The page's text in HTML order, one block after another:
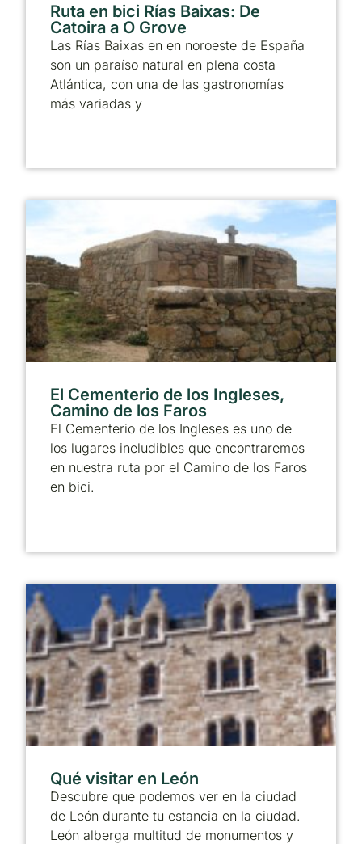
Ruta en bici Rías Baixas: De
Catoira a O Grove
Las Rías Baixas en en noroeste de España
son un paraíso natural en plena costa
Atlántica, con una de las gastronomías
más variadas y
El Cementerio de los Ingleses,
Camino de los Faros
El Cementerio de los Ingleses es uno de
los lugares ineludibles que encontraremos
en nuestra ruta por el Camino de los Faros
en bici.
Qué visitar en León
Descubre que podemos ver en la ciudad
de León durante tu estancia en la ciudad.
León alberga multitud de monumentos y